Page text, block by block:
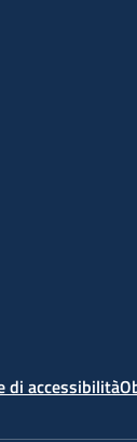
di accessibilità